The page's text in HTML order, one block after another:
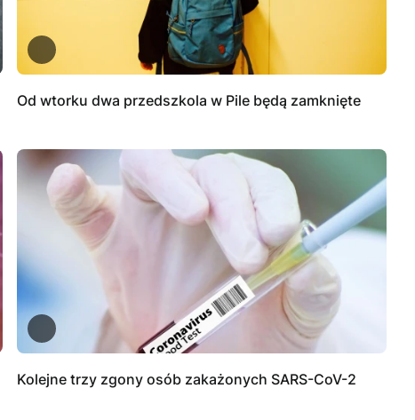
Od wtorku dwa przedszkola w Pile będą zamknięte
Kolejne trzy zgony osób zakażonych SARS-CoV-2